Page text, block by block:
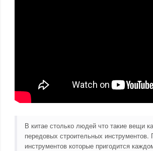
В китае столько людей что такие вещи
передовых строительных
инструментов которые пригодится